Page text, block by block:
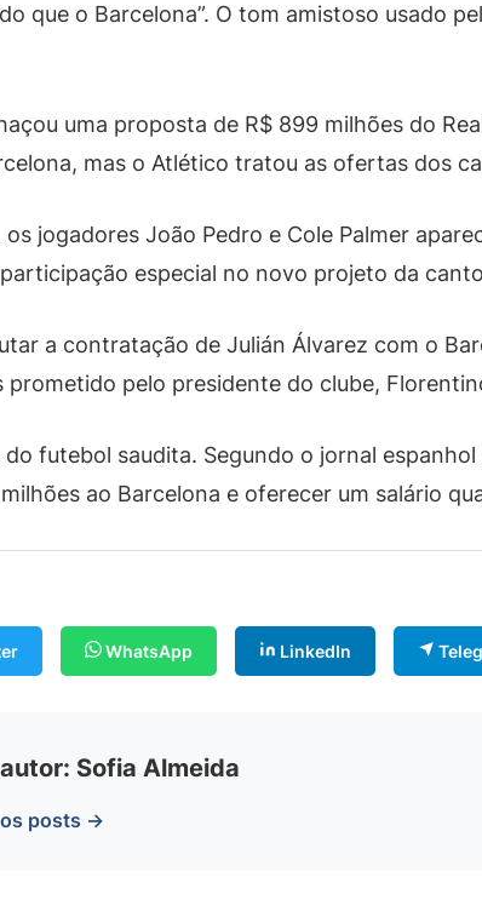
que o Barcelona”. O tom amistoso usado
uma proposta de R$ 899 milhões do
mas o Atlético tratou as ofertas dos
jogadores João Pedro e Cole Palmer
especial no novo projeto da
a contratação de Julián Álvarez com o
prometido pelo presidente do clube,
futebol saudita. Segundo o jornal espanhol
ao Barcelona e oferecer um salário
WhatsApp LinkedIn
Sofia Almeida
posts →